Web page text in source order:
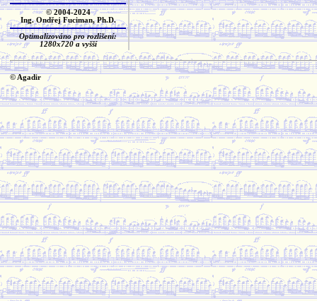
© 2004-2024
Ing. Ondřej Fuciman, Ph.D.
Optimalizováno pro rozlišení:
1280x720 a vyšší
© Agadir